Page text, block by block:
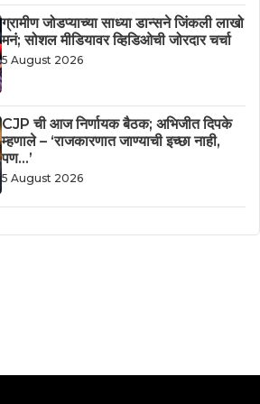
ग्रामीण जोडप्याच्या साध्या डान्सने जिंकली लाखो
मनं; सोशल मीडियावर व्हिडिओची जोरदार चर्चा
5 August 2026
CJP ची आज निर्णायक बैठक; अभिजीत दिपके
म्हणाले – ‘राजकारणात जाण्याची इच्छा नाही,
पण…’
5 August 2026